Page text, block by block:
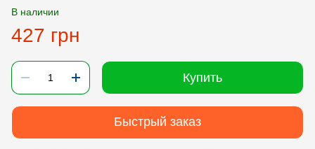
В наличии
427 грн
Купить
Быстрый заказ